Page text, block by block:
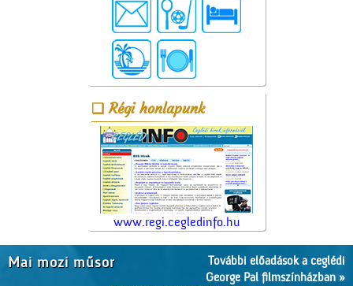
Régi honlapunk
www.regi.cegledinfo.hu
Mai mozi műsor
További előadások a ceglédi
George Pal filmszínházban »